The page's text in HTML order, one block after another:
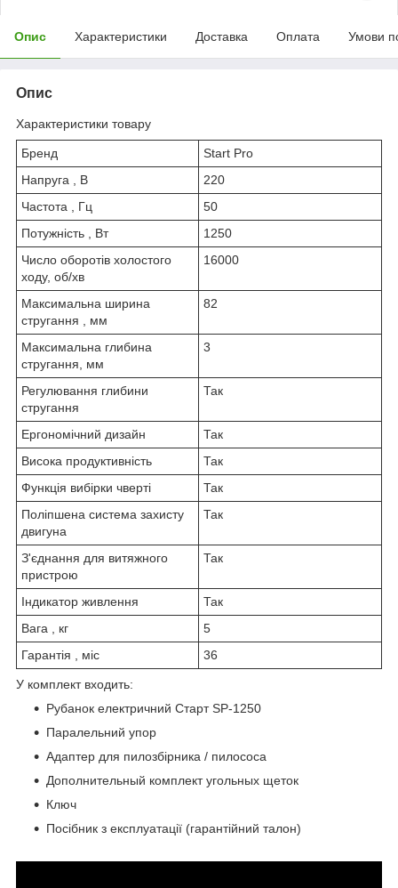
Опис Характеристики Доставка Оплата Умови
Опис
Характеристики товару
Бренд
Start Pro
Напруга , В
220
Частота , Гц
50
Потужність , Вт
1250
Число оборотів холостого
ходу, об/хв
16000
Максимальна ширина
стругання , мм
82
Максимальна глибина
стругання, мм
3
Регулювання глибини
стругання
Так
Ергономічний дизайн
Так
Висока продуктивність
Так
Функція вибірки чверті
Так
Поліпшена система захисту
двигуна
Так
З'єднання для витяжного
пристрою
Так
Індикатор живлення
Так
Вага , кг
5
Гарантія , міс
36
У комплект входить:
Рубанок електричний Старт SP-1250
Паралельний упор
Адаптер для пилозбірника / пилососа
Дополнительный комплект угольных щеток
Ключ
Посібник з експлуатації (гарантійний талон)